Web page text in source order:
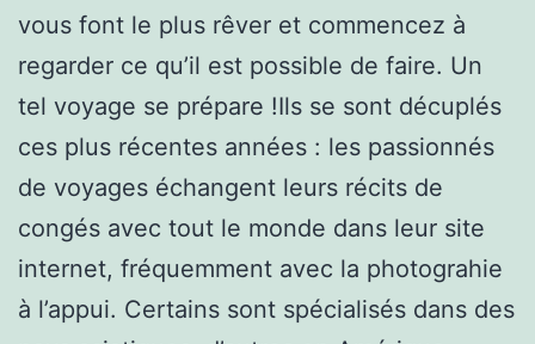
vous font le plus rêver et commencez à
regarder ce qu’il est possible de faire. Un
tel voyage se prépare !Ils se sont décuplés
ces plus récentes années : les passionnés
de voyages échangent leurs récits de
congés avec tout le monde dans leur site
internet, fréquemment avec la photograhie
à l’appui. Certains sont spécialisés dans des